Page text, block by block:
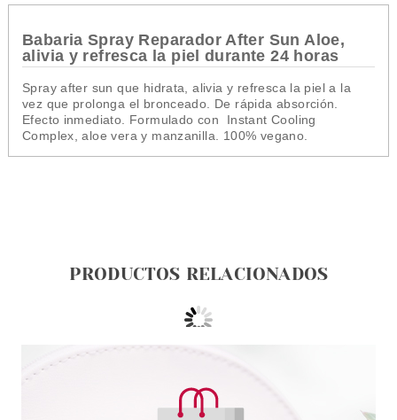
Babaria Spray Reparador After Sun Aloe,
alivia y refresca la piel durante 24 horas
Spray after sun que hidrata, alivia y refresca la piel a la
vez que prolonga el bronceado. De rápida absorción.
Efecto inmediato. Formulado con Instant Cooling
Complex, aloe vera y manzanilla. 100% vegano.
PRODUCTOS RELACIONADOS